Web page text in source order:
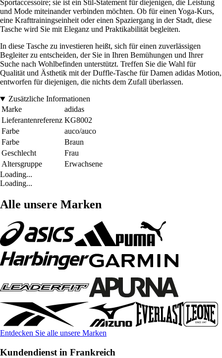
Sportaccessoire; sie ist ein Stil-Statement für diejenigen, die Leistung
und Mode miteinander verbinden möchten. Ob für einen Yoga-Kurs,
eine Krafttrainingseinheit oder einen Spaziergang in der Stadt, diese
Tasche wird Sie mit Eleganz und Praktikabilität begleiten.
In diese Tasche zu investieren heißt, sich für einen zuverlässigen
Begleiter zu entscheiden, der Sie in Ihren Bemühungen und Ihrer
Suche nach Wohlbefinden unterstützt. Treffen Sie die Wahl für
Qualität und Ästhetik mit der Duffle-Tasche für Damen adidas Motion,
entworfen für diejenigen, die nichts dem Zufall überlassen.
Zusätzliche Informationen
Marke
adidas
Lieferantenreferenz KG8002
Farbe
auco/auco
Farbe
Braun
Geschlecht
Frau
Altersgruppe
Erwachsene
Loading...
Loading...
Alle unsere Marken
Entdecken Sie alle unsere Marken
Kundendienst in Frankreich